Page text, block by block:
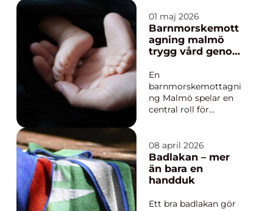
personlig assistans är
ett av de viktigaste
verktygen för att göra
det möjligt i
individuellt stöd i
vardagen kan barn,
unga o...
01 maj 2026
Barnmorskemott
agning malmö
trygg vård genom
En
barnmorskemottagni
ng Malmö spelar en
central roll för
preventivmedlet till
graviditet,
förlossningsförberede
lser och kontroller
mottagning
08 april 2026
Badlakan – mer
än bara en
handduk
Ett bra badlakan gör